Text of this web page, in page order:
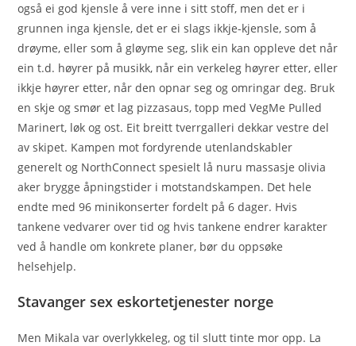
også ei god kjensle å vere inne i sitt stoff, men det er i
grunnen inga kjensle, det er ei slags ikkje-kjensle, som å
drøyme, eller som å gløyme seg, slik ein kan oppleve det når
ein t.d. høyrer på musikk, når ein verkeleg høyrer etter, eller
ikkje høyrer etter, når den opnar seg og omringar deg. Bruk
en skje og smør et lag pizzasaus, topp med VegMe Pulled
Marinert, løk og ost. Eit breitt tverrgalleri dekkar vestre del
av skipet. Kampen mot fordyrende utenlandskabler
generelt og NorthConnect spesielt lå nuru massasje olivia
aker brygge åpningstider i motstandskampen. Det hele
endte med 96 minikonserter fordelt på 6 dager. Hvis
tankene vedvarer over tid og hvis tankene endrer karakter
ved å handle om konkrete planer, bør du oppsøke
helsehjelp.
Stavanger sex eskortetjenester norge
Men Mikala var overlykkeleg, og til slutt tinte mor opp. La